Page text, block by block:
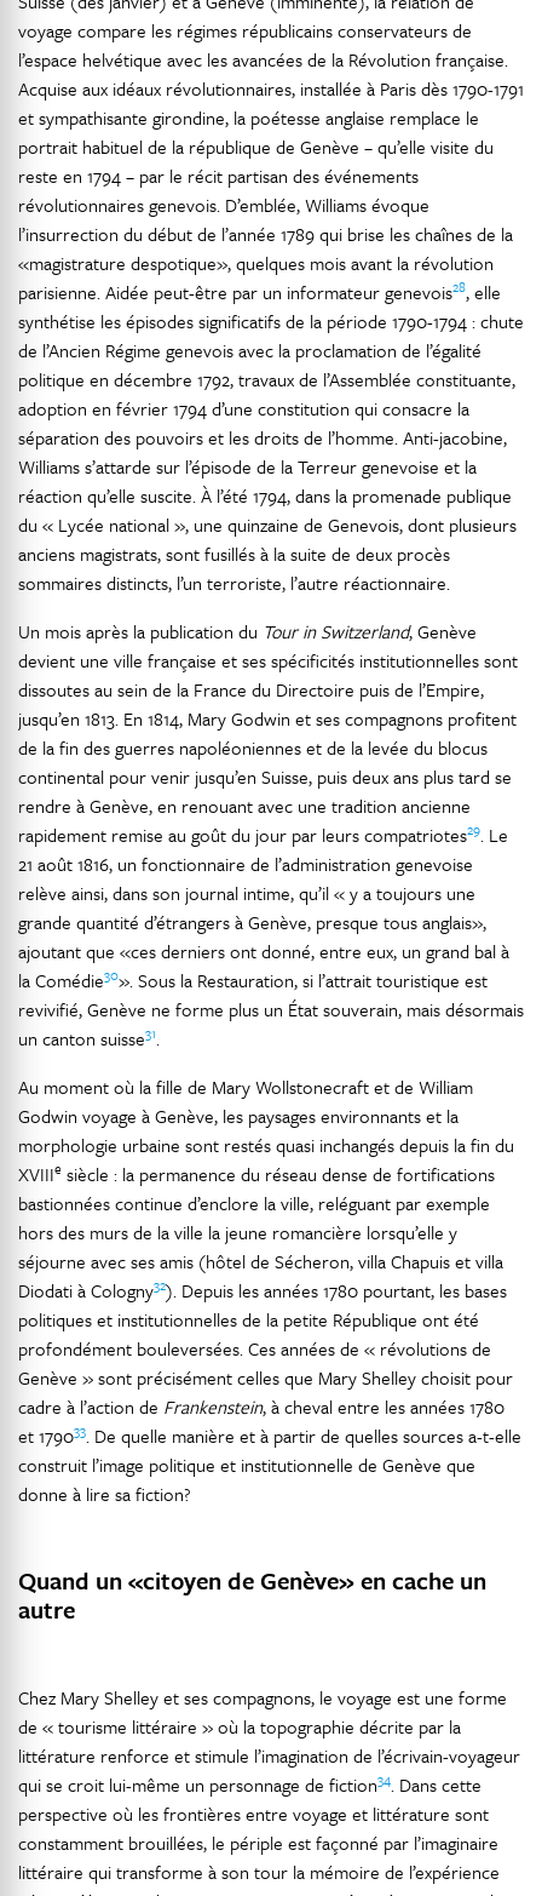
voyage compare les régimes républicains conservateurs de
l’espace helvétique avec les avancées de la Révolution française.
Acquise aux idéaux révolutionnaires, installée à Paris dès 1790-1791
et sympathisante girondine, la poétesse anglaise remplace le
portrait habituel de la république de Genève – qu’elle visite du
reste en 1794 – par le récit partisan des événements
révolutionnaires genevois. D’emblée, Williams évoque
l’insurrection du début de l’année 1789 qui brise les chaînes de la
«magistrature despotique», quelques mois avant la révolution
parisienne. Aidée peut-être par un informateur genevois28, elle
synthétise les épisodes significatifs de la période 1790-1794 : chute
de l’Ancien Régime genevois avec la proclamation de l’égalité
politique en décembre 1792, travaux de l’Assemblée constituante,
adoption en février 1794 d’une constitution qui consacre la
séparation des pouvoirs et les droits de l’homme. Anti-jacobine,
Williams s’attarde sur l’épisode de la Terreur genevoise et la
réaction qu’elle suscite. À l’été 1794, dans la promenade publique
du « Lycée national », une quinzaine de Genevois, dont plusieurs
anciens magistrats, sont fusillés à la suite de deux procès
sommaires distincts, l’un terroriste, l’autre réactionnaire.
Un mois après la publication du Tour in Switzerland, Genève
devient une ville française et ses spécificités institutionnelles sont
dissoutes au sein de la France du Directoire puis de l’Empire,
jusqu’en 1813. En 1814, Mary Godwin et ses compagnons profitent
de la fin des guerres napoléoniennes et de la levée du blocus
continental pour venir jusqu’en Suisse, puis deux ans plus tard se
rendre à Genève, en renouant avec une tradition ancienne
rapidement remise au goût du jour par leurs compatriotes29. Le
21 août 1816, un fonctionnaire de l’administration genevoise
relève ainsi, dans son journal intime, qu’il « y a toujours une
grande quantité d’étrangers à Genève, presque tous anglais»,
ajoutant que «ces derniers ont donné, entre eux, un grand bal à
la Comédie30». Sous la Restauration, si l’attrait touristique est
revivifié, Genève ne forme plus un État souverain, mais désormais
un canton suisse31.
Au moment où la fille de Mary Wollstonecraft et de William
Godwin voyage à Genève, les paysages environnants et la
morphologie urbaine sont restés quasi inchangés depuis la fin du
XVIIIe siècle : la permanence du réseau dense de fortifications
bastionnées continue d’enclore la ville, reléguant par exemple
hors des murs de la ville la jeune romancière lorsqu’elle y
séjourne avec ses amis (hôtel de Sécheron, villa Chapuis et villa
Diodati à Cologny32). Depuis les années 1780 pourtant, les bases
politiques et institutionnelles de la petite République ont été
profondément bouleversées. Ces années de « révolutions de
Genève » sont précisément celles que Mary Shelley choisit pour
cadre à l’action de Frankenstein, à cheval entre les années 1780
et 179033. De quelle manière et à partir de quelles sources a-t-elle
construit l’image politique et institutionnelle de Genève que
donne à lire sa fiction?
Quand un «citoyen de Genève» en cache un
autre
Chez Mary Shelley et ses compagnons, le voyage est une forme
de « tourisme littéraire » où la topographie décrite par la
littérature renforce et stimule l’imagination de l’écrivain-voyageur
qui se croit lui-même un personnage de fiction34. Dans cette
perspective où les frontières entre voyage et littérature sont
constamment brouillées, le périple est façonné par l’imaginaire
littéraire qui transforme à son tour la mémoire de l’expérience